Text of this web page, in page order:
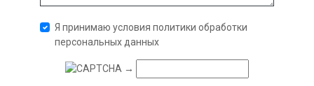
Я принимаю условия политики обработки
персональных данных
→